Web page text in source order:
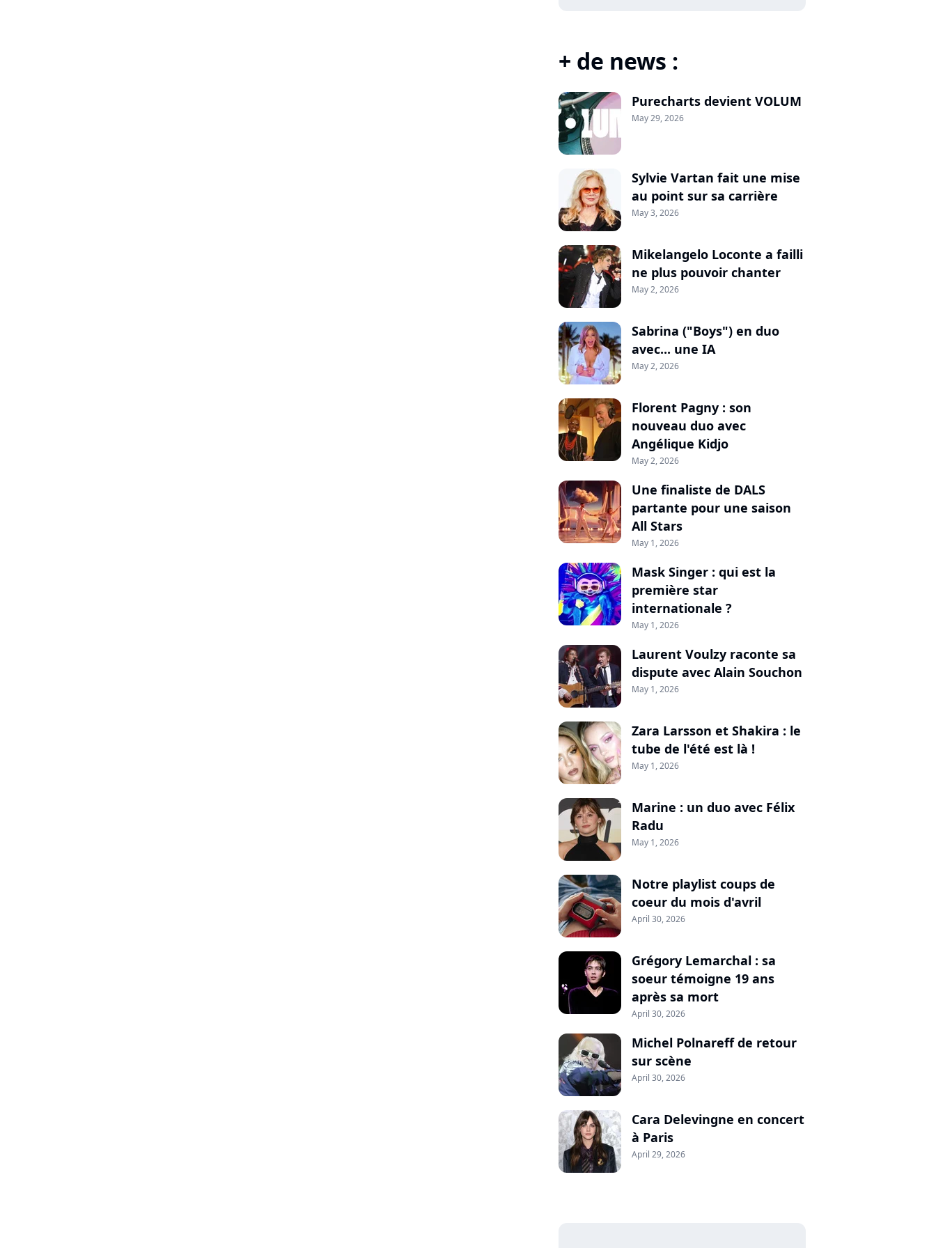
+ de news :
Purecharts devient VOLUM
May 29, 2026
Sylvie Vartan fait une mise
au point sur sa carrière
May 3, 2026
Mikelangelo Loconte a failli
ne plus pouvoir chanter
May 2, 2026
Sabrina ("Boys") en duo
avec... une IA
May 2, 2026
Florent Pagny : son
nouveau duo avec
Angélique Kidjo
May 2, 2026
Une finaliste de DALS
partante pour une saison
All Stars
May 1, 2026
Mask Singer : qui est la
première star
internationale ?
May 1, 2026
Laurent Voulzy raconte sa
dispute avec Alain Souchon
May 1, 2026
Zara Larsson et Shakira : le
tube de l'été est là !
May 1, 2026
Marine : un duo avec Félix
Radu
May 1, 2026
Notre playlist coups de
coeur du mois d'avril
April 30, 2026
Grégory Lemarchal : sa
soeur témoigne 19 ans
après sa mort
April 30, 2026
Michel Polnareff de retour
sur scène
April 30, 2026
Cara Delevingne en concert
à Paris
April 29, 2026